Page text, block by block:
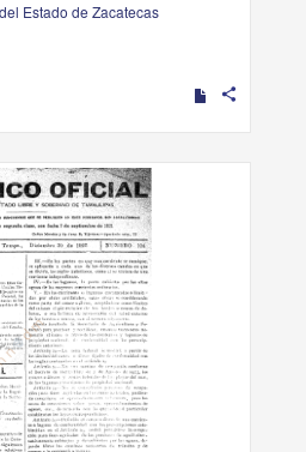
Estado de Zacatecas
share